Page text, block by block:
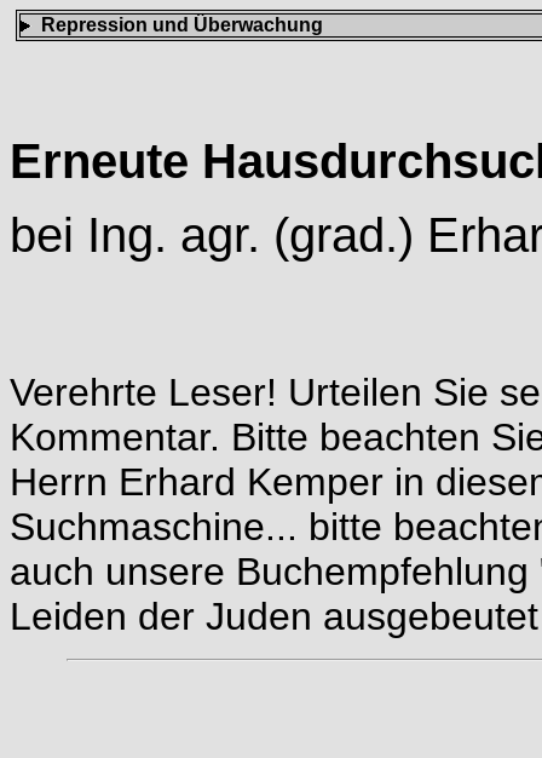
Repression und Überwachung
Erneute
bei Ing. agr. (grad.)
Verehrte Leser! Urteilen Sie
Kommentar. Bitte beachten
Herrn Erhard Kemper in
Suchmaschine... bitte
auch unsere Buchempfehlung
Leiden der Juden